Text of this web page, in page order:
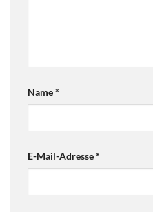
Name*
E-Mail-Adresse*